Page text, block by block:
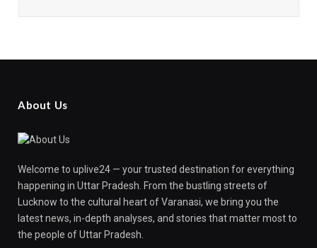
About Us
Welcome to uplive24 — your trusted destination for everything
happening in Uttar Pradesh. From the bustling streets of
Lucknow to the cultural heart of Varanasi, we bring you the
latest news, in-depth analyses, and stories that matter most to
the people of Uttar Pradesh.